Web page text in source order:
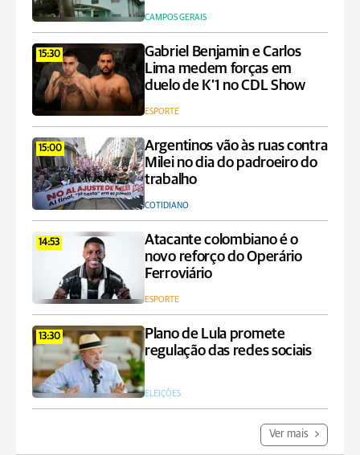
CAMPOS GERAIS
15:30
Gabriel Benjamin e Carlos
Lima medem forças em
duelo de K’1 no CDL Show
ESPORTE
15:00
Argentinos vão às ruas contra
Milei no dia do padroeiro do
trabalho
COTIDIANO
14:53
Atacante colombiano é o
novo reforço do Operário
Ferroviário
ESPORTE
13:30
Plano de Lula promete
regulação das redes sociais
ELEIÇÕES
Ver mais